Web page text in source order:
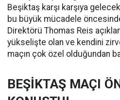
Beşiktaş karşı karşıya
bu büyük mücadele
Direktörü Thomas Reis
yükselişte olan ve kendini
maçın çok özel olduğundan
BEŞİKTAŞ MAÇI